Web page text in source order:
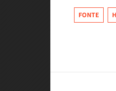
FONTE